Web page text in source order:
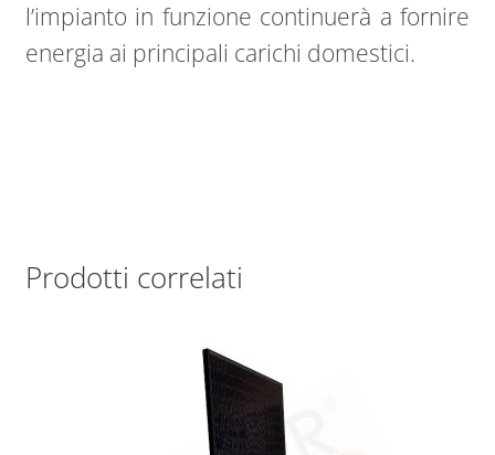
l’impianto in funzione continuerà a fornire
energia ai principali carichi domestici.
Prodotti correlati